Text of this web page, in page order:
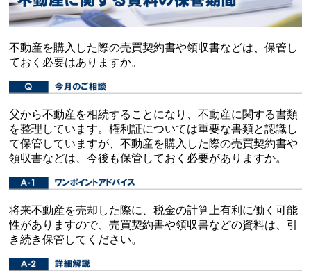
不動産を購入した際の売買契約書や領収書などは、保管し
ておく必要はありますか。
父から不動産を相続することになり、不動産に関する書類
を整理しています。権利証については重要な書類と認識し
て保管していますが、不動産を購入した際の売買契約書や
領収書などは、今後も保管しておく必要がありますか。
将来不動産を売却した際に、税金の計算上有利に働く可能
性がありますので、売買契約書や領収書などの資料は、引
き続き保管してください。